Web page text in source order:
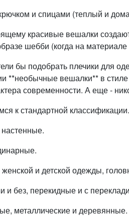
и спицами (теплый и
красивые вешалки
шебби (когда на
бы подобрать плечики для
**необычные вешалки** в
современности. А еще -
к стандартной
и детской одежды,
и без, перекидные и с
металлические и деревянные.